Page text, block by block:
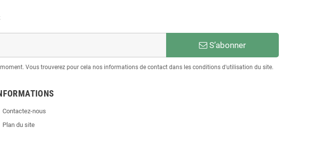
S’abonner
Vous trouverez pour cela nos informations de contact dans les conditions d'utilisation du site.
Contactez-nous
Plan du site